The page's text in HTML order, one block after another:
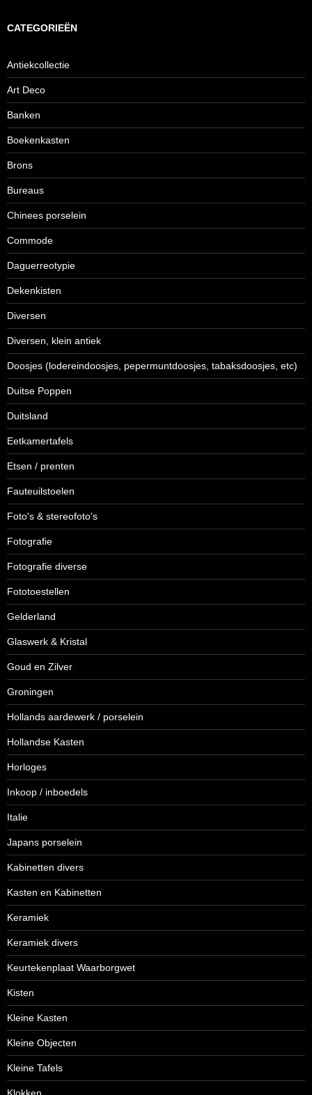
CATEGORIEËN
Antiekcollectie
Art Deco
Banken
Boekenkasten
Brons
Bureaus
Chinees porselein
Commode
Daguerreotypie
Dekenkisten
Diversen
Diversen, klein antiek
Doosjes (lodereindoosjes, pepermuntdoosjes, tabaksdoosjes, etc)
Duitse Poppen
Duitsland
Eetkamertafels
Etsen / prenten
Fauteuilstoelen
Foto's & stereofoto's
Fotografie
Fotografie diverse
Fototoestellen
Gelderland
Glaswerk & Kristal
Goud en Zilver
Groningen
Hollands aardewerk / porselein
Hollandse Kasten
Horloges
Inkoop / inboedels
Italie
Japans porselein
Kabinetten divers
Kasten en Kabinetten
Keramiek
Keramiek divers
Keurtekenplaat Waarborgwet
Kisten
Kleine Kasten
Kleine Objecten
Kleine Tafels
Klokken